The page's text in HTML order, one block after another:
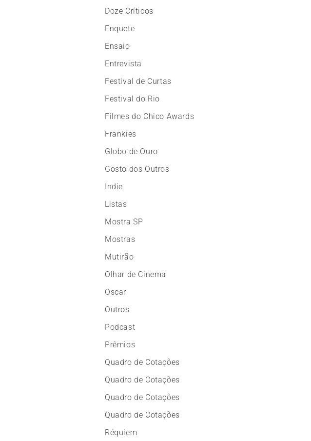
Doze Críticos
Enquete
Ensaio
Entrevista
Festival de Curtas
Festival do Rio
Filmes do Chico Awards
Frankies
Globo de Ouro
Gosto dos Outros
Indie
Listas
Mostra SP
Mostras
Mutirão
Olhar de Cinema
Oscar
Outros
Podcast
Prêmios
Quadro de Cotações
Quadro de Cotações
Quadro de Cotações
Quadro de Cotações
Réquiem